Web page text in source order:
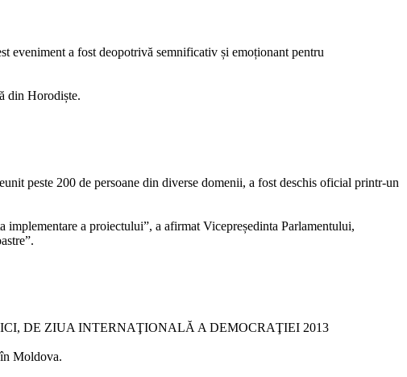
eveniment a fost deopotrivă semnificativ și emoționant pentru
din Horodiște.
peste 200 de persoane din diverse domenii, a fost deschis oficial printr-un
a proiectului”, a afirmat Vicepreședinta Parlamentului,
DE ZIUA INTERNAŢIONALĂ A DEMOCRAŢIEI 2013
Moldova.